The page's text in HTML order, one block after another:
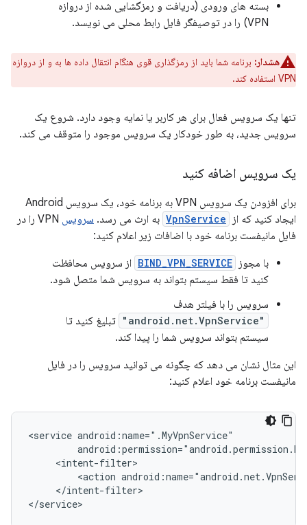
بسته های ورودی (دریافت و رمزگشایی شده از دروازه
VPN) را در توصیفگر فایل رابط محلی می نویسد.
هشدار: برنامه شما باید از رمزگذاری قوی هنگام انتقال داده ها به و از دروازه
VPN استفاده کند.
تنها یک سرویس فعال برای هر کاربر یا نمایه وجود دارد. شروع یک
سرویس جدید، به طور خودکار یک سرویس موجود را متوقف می کند.
یک سرویس اضافه کنید
برای افزودن یک سرویس VPN به برنامه خود، یک سرویس Android
ایجاد کنید که از
VpnService به ارث می رسد. سرویس
VPN را در
فایل مانیفست برنامه خود با اضافات زیر اعلام کنید:
با مجوز BIND_VPN_SERVICE از سرویس محافظت
کنید تا فقط سیستم بتواند به سرویس شما متصل شود.
سرویس را با فیلتر هدف
"android.net.VpnService"
تبلیغ کنید تا
سیستم بتواند سرویس شما را پیدا کند.
این مثال نشان می دهد که چگونه می توانید سرویس را در فایل
مانیفست برنامه خود اعلام کنید:
<service
<action
</intent-filter>